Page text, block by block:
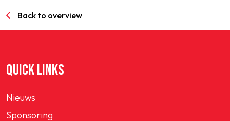
Back to overview
QUICK LINKS
Nieuws
Sponsoring